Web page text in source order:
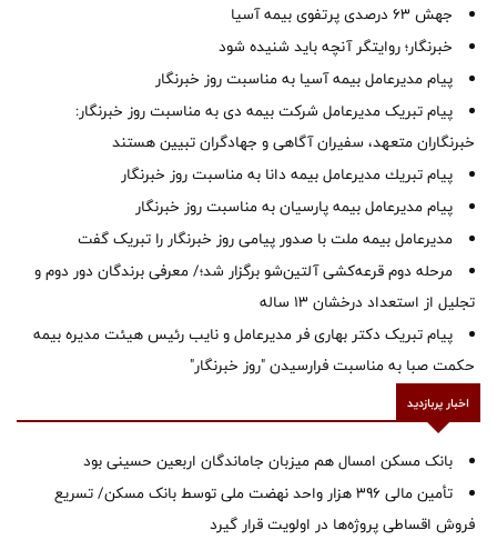
جهش ۶۳ درصدی پرتفوی بیمه آسیا
خبرنگار؛ روایتگر آنچه باید شنیده شود
پیام مدیرعامل بیمه آسیا به مناسبت روز خبرنگار
پیام تبریک مدیرعامل شرکت بیمه دی به مناسبت روز خبرنگار:
خبرنگاران متعهد، سفیران آگاهی و جهادگران تبیین هستند
پیام ‌تبریك‌ مدیرعامل بیمه دانا به مناسبت روز خبرنگار
پیام مدیرعامل بیمه پارسیان به مناسبت روز خبرنگار
مدیرعامل بیمه ملت با صدور پیامی روز خبرنگار را تبریک گفت
مرحله دوم قرعه‌کشی آلتین‌شو برگزار شد؛/ معرفی برندگان دور دوم و
تجلیل از استعداد درخشان ۱۳ ساله
پیام تبریک دکتر بهاری فر مدیرعامل و نایب رئیس هیئت مدیره بیمه
حکمت صبا به مناسبت فرارسیدن "روز خبرنگار"
اخبار پربازدید
بانک مسکن امسال هم میزبان جاماندگان اربعین حسینی بود
تأمین مالی ۳۹۶ هزار واحد نهضت ملی توسط بانک مسکن/ تسریع
فروش اقساطی پروژه‌ها در اولویت قرار گیرد